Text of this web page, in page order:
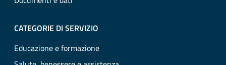
CATEGORIE DI SERVIZIO
Educazione e formazione